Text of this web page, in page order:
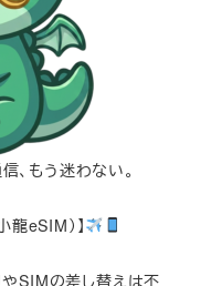
、もう迷わない。
eSIM）】
SIMの差し替えは不